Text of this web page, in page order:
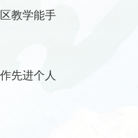
教学能手
先进个人